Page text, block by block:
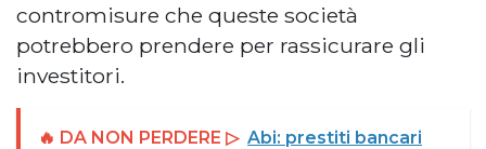
contromisure che queste società
potrebbero prendere per rassicurare gli
investitori.
🔥 DA NON PERDERE ▷ Abi: prestiti bancari